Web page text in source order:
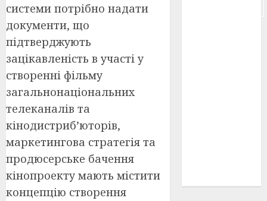
системи потрібно надати
документи, що
підтверджують
зацікавленість в участі у
створенні фільму
загальнонаціональних
телеканалів та
кінодистриб’юторів,
маркетингова стратегія та
продюсерське бачення
кінопроекту мають містити
концепцію створення